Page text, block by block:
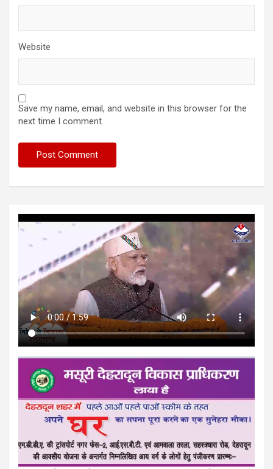
Website
Save my name, email, and website in this browser for the
next time I comment.